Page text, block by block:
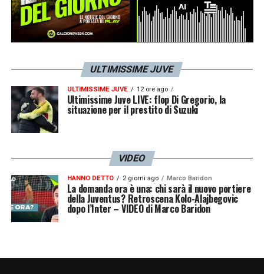
ULTIMISSIME JUVE
ULTIMISSIME JUVE 12 ore ago
Ultimissime Juve LIVE: flop Di Gregorio, la
situazione per il prestito di Suzuki
VIDEO
HANNO DETTO 2 giorni ago Marco Baridon
La domanda ora è una: chi sarà il nuovo portiere
della Juventus? Retroscena Kolo-Alajbegovic
dopo l’Inter – VIDEO di Marco Baridon